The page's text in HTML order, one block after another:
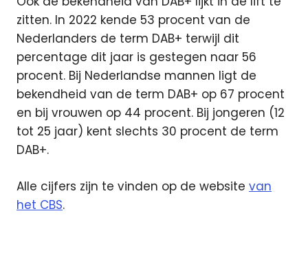
zitten. In 2022 kende 53 procent van de
Nederlanders de term DAB+ terwijl dit
percentage dit jaar is gestegen naar 56
procent. Bij Nederlandse mannen ligt de
bekendheid van de term DAB+ op 67 procent
en bij vrouwen op 44 procent. Bij jongeren (12
tot 25 jaar) kent slechts 30 procent de term
DAB+.
Alle cijfers zijn te vinden op de website van
het CBS.